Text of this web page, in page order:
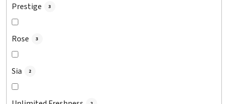
Prestige 3
Rose 3
Sia 2